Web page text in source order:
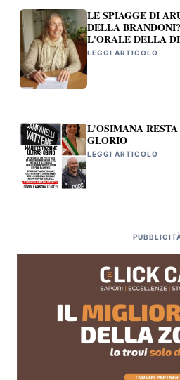
LE SPIAGGE DI
DELLA
L'ORALE DELLA
LEGGI ARTICOLO
L’OSIMANA
GLORIO
LEGGI ARTICOLO